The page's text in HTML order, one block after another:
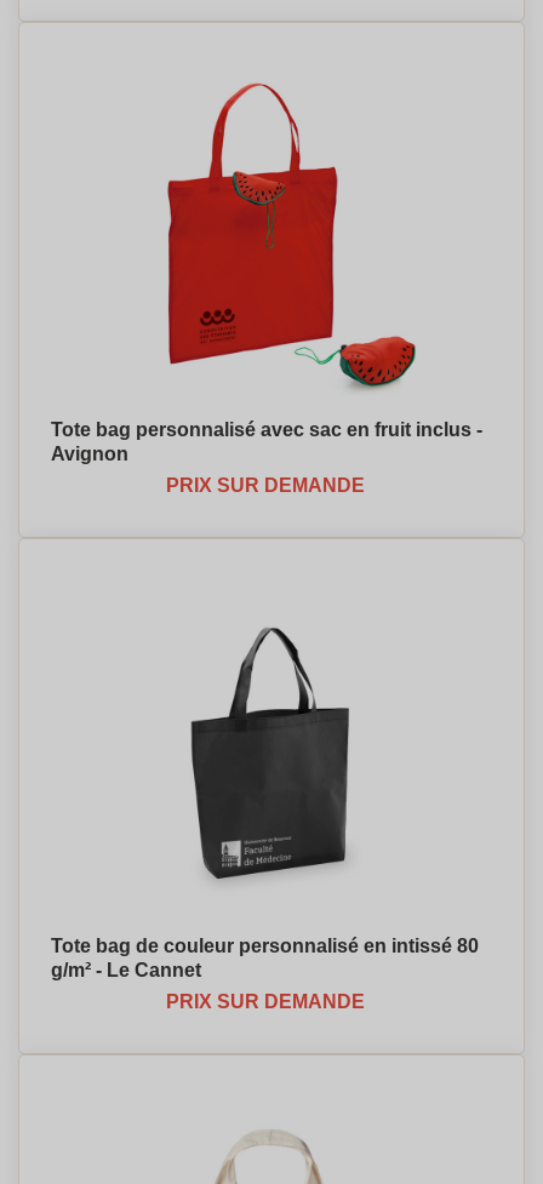
Tote bag personnalisé avec sac en fruit inclus -
Avignon
PRIX SUR DEMANDE
Tote bag de couleur personnalisé en intissé 80
g/m² - Le Cannet
PRIX SUR DEMANDE